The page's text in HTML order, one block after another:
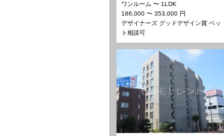
ワンルーム 〜 1LDK
186,000 〜 353,000 円
デザイナーズ グッドデザイン賞 ペッ
ト相談可